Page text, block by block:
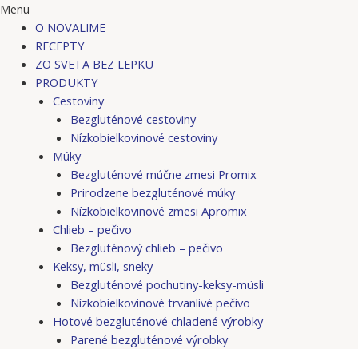
Menu
O NOVALIME
RECEPTY
ZO SVETA BEZ LEPKU
PRODUKTY
Cestoviny
Bezgluténové cestoviny
Nízkobielkovinové cestoviny
Múky
Bezgluténové múčne zmesi Promix
Prirodzene bezgluténové múky
Nízkobielkovinové zmesi Apromix
Chlieb – pečivo
Bezgluténový chlieb – pečivo
Keksy, müsli, sneky
Bezgluténové pochutiny-keksy-müsli
Nízkobielkovinové trvanlivé pečivo
Hotové bezgluténové chladené výrobky
Parené bezgluténové výrobky